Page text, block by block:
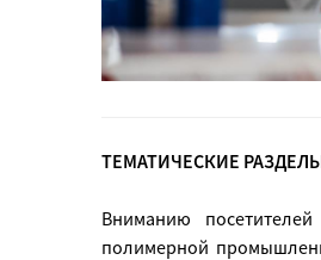
ТЕМАТИЧЕСКИЕ
Вниманию
полимерной